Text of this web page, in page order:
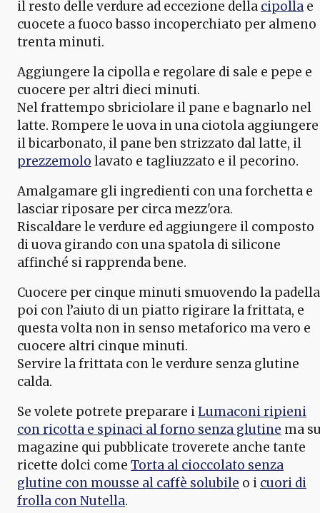
il resto delle verdure ad eccezione della cipolla e
cuocete a fuoco basso incoperchiato per almeno
trenta minuti.
Aggiungere la cipolla e regolare di sale e pepe e
cuocere per altri dieci minuti.
Nel frattempo sbriciolare il pane e bagnarlo nel
latte. Rompere le uova in una ciotola aggiungere
il bicarbonato, il pane ben strizzato dal latte, il
prezzemolo lavato e tagliuzzato e il pecorino.
Amalgamare gli ingredienti con una forchetta e
lasciar riposare per circa mezz'ora.
Riscaldare le verdure ed aggiungere il composto
di uova girando con una spatola di silicone
affinché si rapprenda bene.
Cuocere per cinque minuti smuovendo la
poi con l’aiuto di un piatto rigirare la frittata, e
questa volta non in senso metaforico ma vero e
cuocere altri cinque minuti.
Servire la frittata con le verdure senza glutine
calda.
Se volete potrete preparare iLumaconi ripieni
con ricotta e spinaci al forno senza glutine ma
magazine qui pubblicate troverete anche tante
ricette dolci come Torta al cioccolato senza
glutine con mousse al caffè solubile o i cuori di
frolla con Nutella.